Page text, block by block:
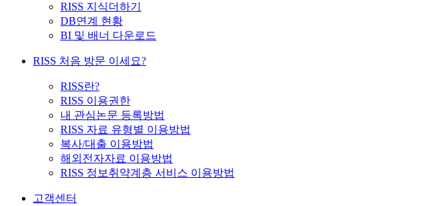
RISS 지식더하기
DB연계 현황
BI 및 배너 다운로드
RISS 처음 방문 이세요?
RISS란?
RISS 이용권한
내 관심논문 등록방법
RISS 자료 유형별 이용방법
복사/대출 이용방법
해외전자자료 이용방법
RISS 정보취약계층 서비스 이용방법
고객센터